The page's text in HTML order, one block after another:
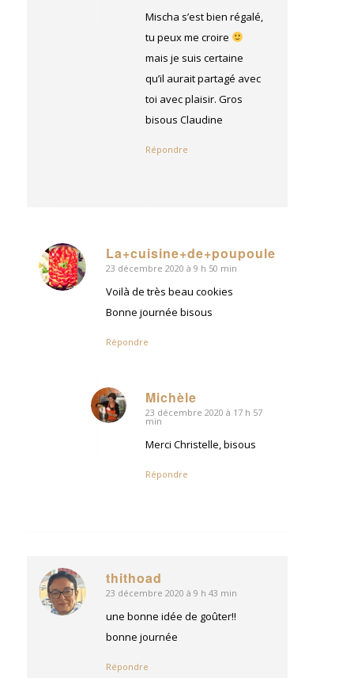
Mischa s’est bien régalé,
tu peux me croire
mais je suis certaine
qu’il aurait partagé avec
toi avec plaisir. Gros
bisous Claudine
Répondre
La+cuisine+de+poupoule
dit
:
23 décembre 2020 à 9 h 50 min
Voilà de très beau cookies
Bonne journée bisous
Répondre
Michèle
dit
23 décembre 2020 à 17 h 57
min
Merci Christelle, bisous
Répondre
thithoad
dit
:
23 décembre 2020 à 9 h 43 min
une bonne idée de goûter!!
bonne journée
Répondre